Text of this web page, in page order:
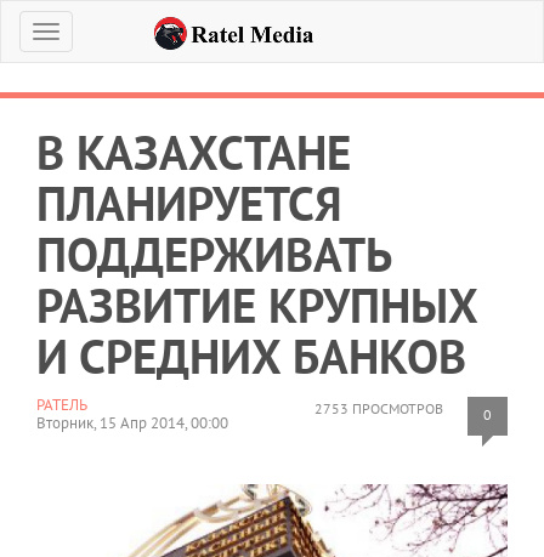
Меню
В КАЗАХСТАНЕ
ПЛАНИРУЕТСЯ
ПОДДЕРЖИВАТЬ
РАЗВИТИЕ КРУПНЫХ
И СРЕДНИХ БАНКОВ
2753 ПРОСМОТРОВ 0
РАТЕЛЬ
Вторник, 15 Апр 2014, 00:00